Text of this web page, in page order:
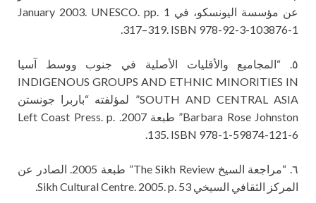
عن مؤسسة اليونسكو، في 1 January 2003. UNESCO. pp.
317–319. ISBN 978-92-3-103876-1.
٥. “المجاميع والأقليات الأصلية في جنوب ووسط آسيا
INDIGENOUS GROUPS AND ETHNIC MINORITIES IN
SOUTH AND CENTRAL ASIA” لمؤلفته “باربرا جونستن
Barbara Rose Johnston” طبعة 2007. Left Coast Press. p.
135. ISBN 978-1-59874-121-6.
٦. “مراجعة السيخ The Sikh Review” طبعة 2005. الصادر عن
المركز الثقافي السيخي Sikh Cultural Centre. 2005. p. 53.